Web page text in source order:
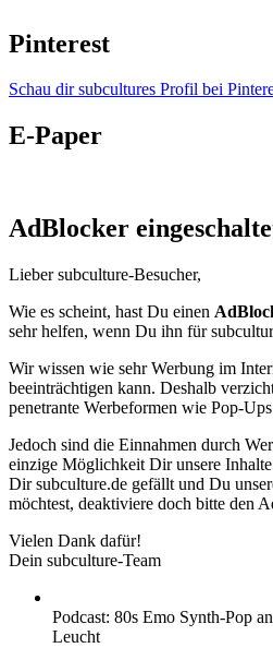
Pinterest
Schau dir subcultures Profil bei
E-Paper
AdBlocker
Lieber subculture-Besucher,
Wie es scheint, hast Du einen
sehr helfen, wenn Du ihn für
Wir wissen wie sehr Werbung im
beeinträchtigen kann. Deshalb
penetrante Werbeformen wie Pop-
Jedoch sind die Einnahmen durch
einzige Möglichkeit Dir unsere
Dir subculture.de gefällt und Du
möchtest, deaktiviere doch bitte den
Vielen Dank dafür!
Dein subculture-Team
Podcast: 80s Emo Synth-Pop
Leucht